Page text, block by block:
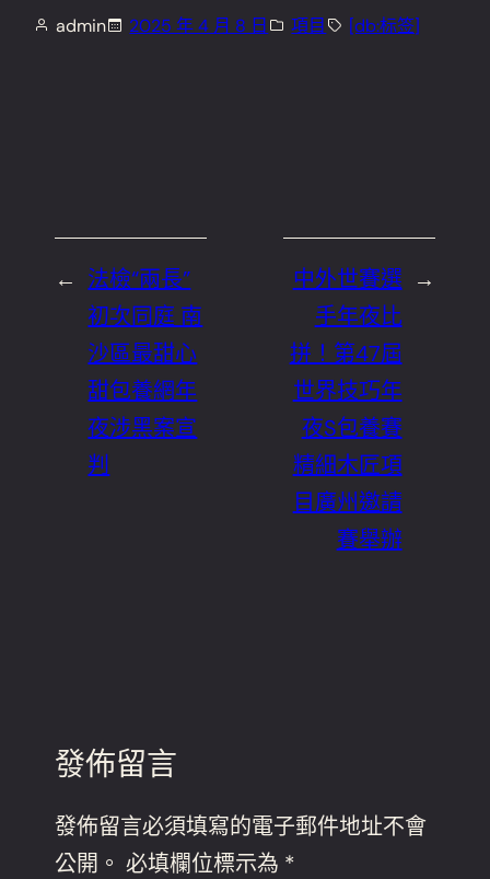
admin 2025 年 4 月 8 日 項目 [db:标签]
← 法檢“兩長”
初次同庭 南
沙區最甜心
甜包養網年
夜涉黑案宣
判
→
中外世賽選
手年夜比
拼！第47屆
世界技巧年
夜S包養賽
精細木匠項
目廣州邀請
賽舉辦
發佈留言
發佈留言必須填寫的電子郵件地址不會
公開。 必填欄位標示為 *